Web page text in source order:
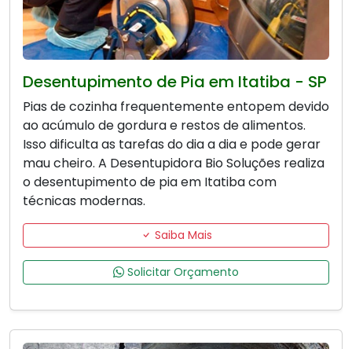
Desentupimento de Pia em Itatiba - SP
Pias de cozinha frequentemente entopem devido
ao acúmulo de gordura e restos de alimentos.
Isso dificulta as tarefas do dia a dia e pode gerar
mau cheiro. A Desentupidora Bio Soluções realiza
o desentupimento de pia em Itatiba com
técnicas modernas.
Saiba Mais
Solicitar Orçamento